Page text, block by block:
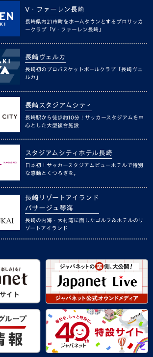
V・ファーレン長崎
長崎県内21市町をホームタウンとするプロサッカ
ークラブ「V・ファーレン長崎」
長崎ヴェルカ
長崎初のプロバスケットボールクラブ「長崎ヴェ
ルカ」
長崎スタジアムシティ
長崎駅から徒歩約10分！サッカースタジアムを中
心とした大型複合施設
スタジアムシティホテル長崎
日本初！サッカースタジアムビューホテルで特別
な感動とくつろぎを。
長崎リゾートアイランド
パサージュ琴海
長崎の内海・大村湾に面したゴルフ＆ホテルのリ
ゾートアイランド